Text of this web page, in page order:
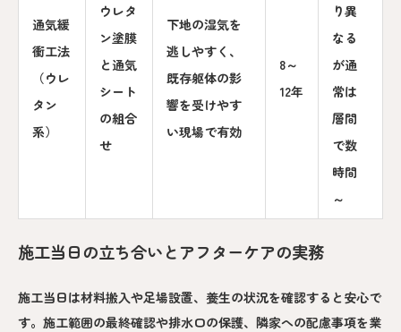
通気緩
衝工法
（ウレ
タン
系）
ウレタ
ン塗膜
と通気
シート
の組合
せ
下地の湿気を
逃しやすく、
既存躯体の影
響を受けやす
い現場で有効
8～
12年
り異
なる
が通
常は
層間
で数
時間
～
施工当日の立ち合いとアフターケアの実務
施工当日は材料搬入や足場設置、養生の状況を確認すると安心で
す。施工範囲の最終確認や排水口の保護、隣家への配慮事項を業